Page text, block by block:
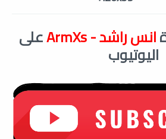
انس راشد - ArmXs على
اليوتيوب